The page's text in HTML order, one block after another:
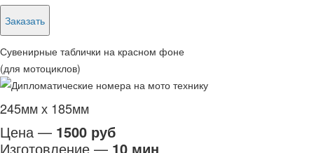
Заказать
Сувенирные таблички на красном фоне
(для мотоциклов)
245мм х 185мм
Цена — 1500 руб
Изготовление — 10 мин